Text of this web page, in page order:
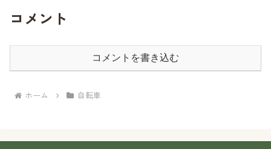
コメント
コメントを書き込む
ホーム 自転車